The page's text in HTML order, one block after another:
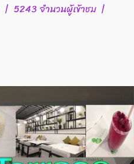
| 5243 จำนวนผู้เข้าชม |